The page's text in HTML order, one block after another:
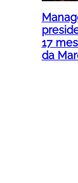
17
da